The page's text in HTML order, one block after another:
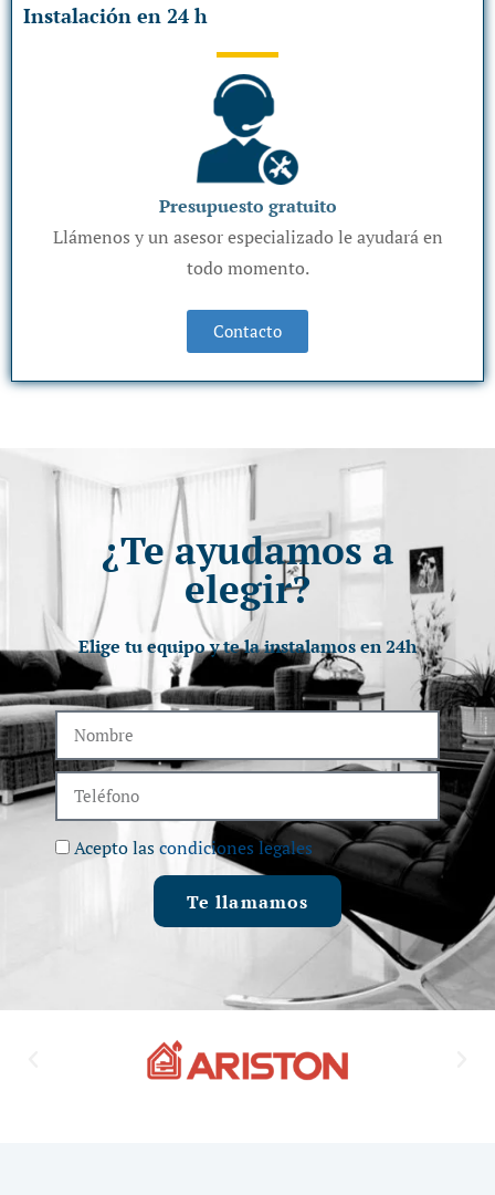
Instalación en 24 h
Presupuesto gratuito
Llámenos y un asesor especializado le ayudará en
todo momento.
Contacto
¿Te ayudamos a
elegir?
Elige tu equipo y te la instalamos en 24h
Acepto lascondiciones legales
Te llamamos